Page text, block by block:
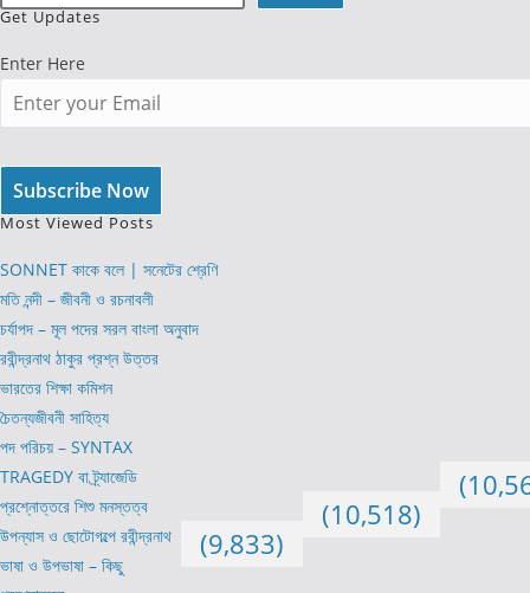
Get Updates
Enter Here
Most Viewed Posts
SONNET কাকে বলে | সনেটের শ্রেণি
মতি নন্দী – জীবনী ও রচনাবলী
চর্যাপদ – মূল পদের সরল বাংলা অনুবাদ
রবীন্দ্রনাথ ঠাকুর প্রশ্ন উত্তর
ভারতের শিক্ষা কমিশন
চৈতন্যজীবনী সাহিত্য
পদ পরিচয় – SYNTAX
TRAGEDY বা ট্র্যাজেডি
প্রশ্নোত্তরে শিশু মনস্তত্ব (10,518)
উপন্যাস ও ছোটোগল্পে রবীন্দ্রনাথ (9,833)
ভাষা ও উপভাষা – কিছু